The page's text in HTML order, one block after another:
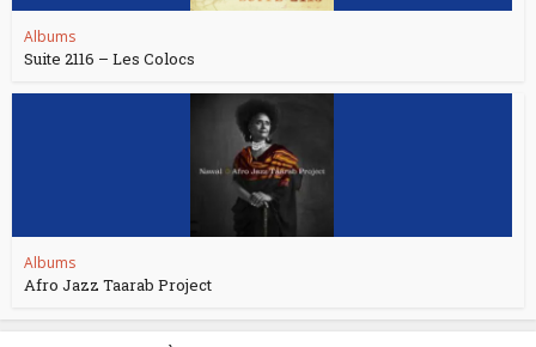
Albums
Suite 2116 – Les Colocs
Albums
Afro Jazz Taarab Project